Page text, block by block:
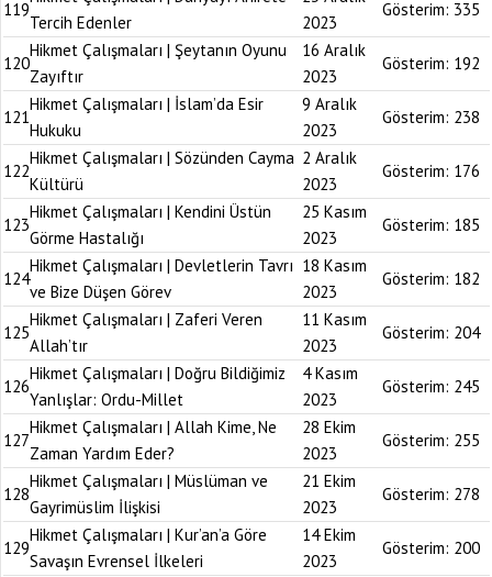
119
Tercih Edenler
2023
Gösterim: 335
120
Hikmet Çalışmaları | Şeytanın Oyunu
Zayıftır
16 Aralık
2023
Gösterim: 192
121
Hikmet Çalışmaları | İslam’da Esir
Hukuku
9 Aralık
2023
Gösterim: 238
122
Hikmet Çalışmaları | Sözünden Cayma
Kültürü
2 Aralık
2023
Gösterim: 176
123
Hikmet Çalışmaları | Kendini Üstün
Görme Hastalığı
25 Kasım
2023
Gösterim: 185
124
Hikmet Çalışmaları | Devletlerin Tavrı
ve Bize Düşen Görev
18 Kasım
2023
Gösterim: 182
125
Hikmet Çalışmaları | Zaferi Veren
Allah’tır
11 Kasım
2023
Gösterim: 204
126
Hikmet Çalışmaları | Doğru Bildiğimiz
Yanlışlar: Ordu-Millet
4 Kasım
2023
Gösterim: 245
127
Hikmet Çalışmaları | Allah Kime, Ne
Zaman Yardım Eder?
28 Ekim
2023
Gösterim: 255
128
Hikmet Çalışmaları | Müslüman ve
Gayrimüslim İlişkisi
21 Ekim
2023
Gösterim: 278
129
Hikmet Çalışmaları | Kur’an’a Göre
Savaşın Evrensel İlkeleri
14 Ekim
2023
Gösterim: 200